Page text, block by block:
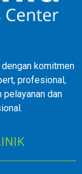
komitmen
profesional,
dan